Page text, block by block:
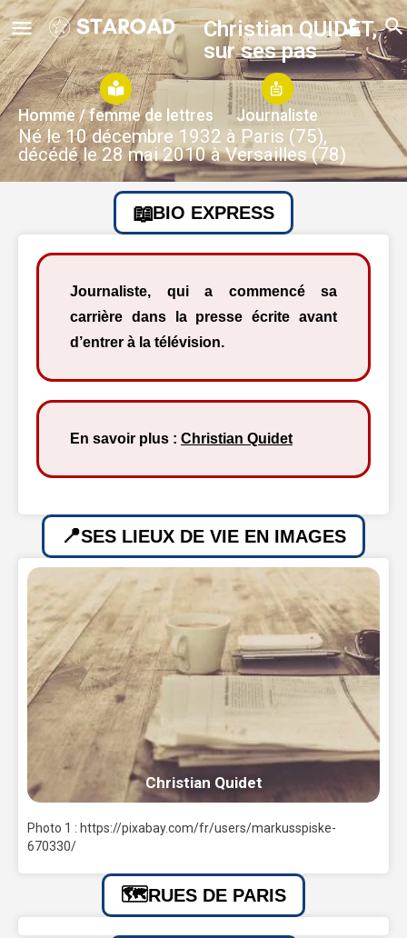
Christian QUIDET,
sur ses pas
Homme / femme de lettres Journaliste
Né le 10 décembre 1932 à Paris (75),
décédé le 28 mai 2010 à Versailles (78)
BIO EXPRESS
Journaliste, qui a commencé sa
carrière dans la presse écrite avant
d’entrer à la télévision.
En savoir plus : Christian Quidet
SES LIEUX DE VIE EN IMAGES
Christian Quidet
Photo 1 : https://pixabay.com/fr/users/markusspiske-
670330/
RUES DE PARIS